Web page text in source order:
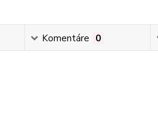
Komentáre 0